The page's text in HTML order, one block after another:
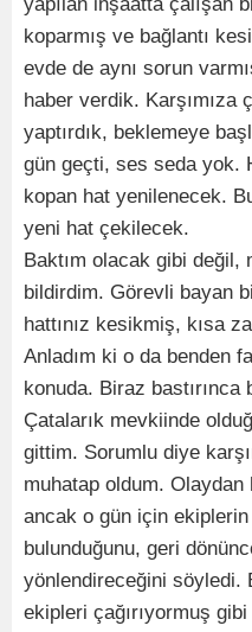
koparmış ve bağlantı
evde de aynı sorun
haber verdik. Karşımıza
yaptırdık, beklemeye
gün geçti, ses seda yok.
kopan hat yenilenecek.
yeni hat çekilecek.
Baktım olacak gibi
bildirdim. Görevli bayan
hattınız kesikmiş, kısa
Anladım ki o da benden
konuda. Biraz
Çatalarık mevkiinde
gittim. Sorumlu diye
muhatap oldum. Olaydan
ancak o gün için
bulunduğunu, geri
yönlendireceğini söyledi.
ekipleri çağırıyormuş